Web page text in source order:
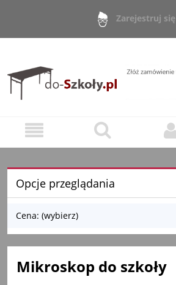
Zarejestruj się
Opcje przeglądania
Cena: (wybierz)
Mikroskop do szkoły